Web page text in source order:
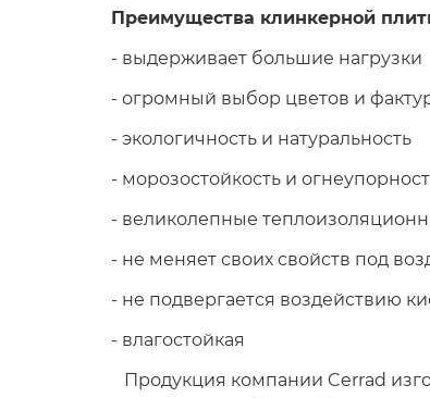
Преимущества клинкерной
- выдерживает большие нагрузки
- огромный выбор цветов и
- экологичность и натуральность
- морозостойкость и
- великолепные
- не меняет своих свойств под
- не подвергается воздействию
- влагостойкая
Продукция компании Cerrad